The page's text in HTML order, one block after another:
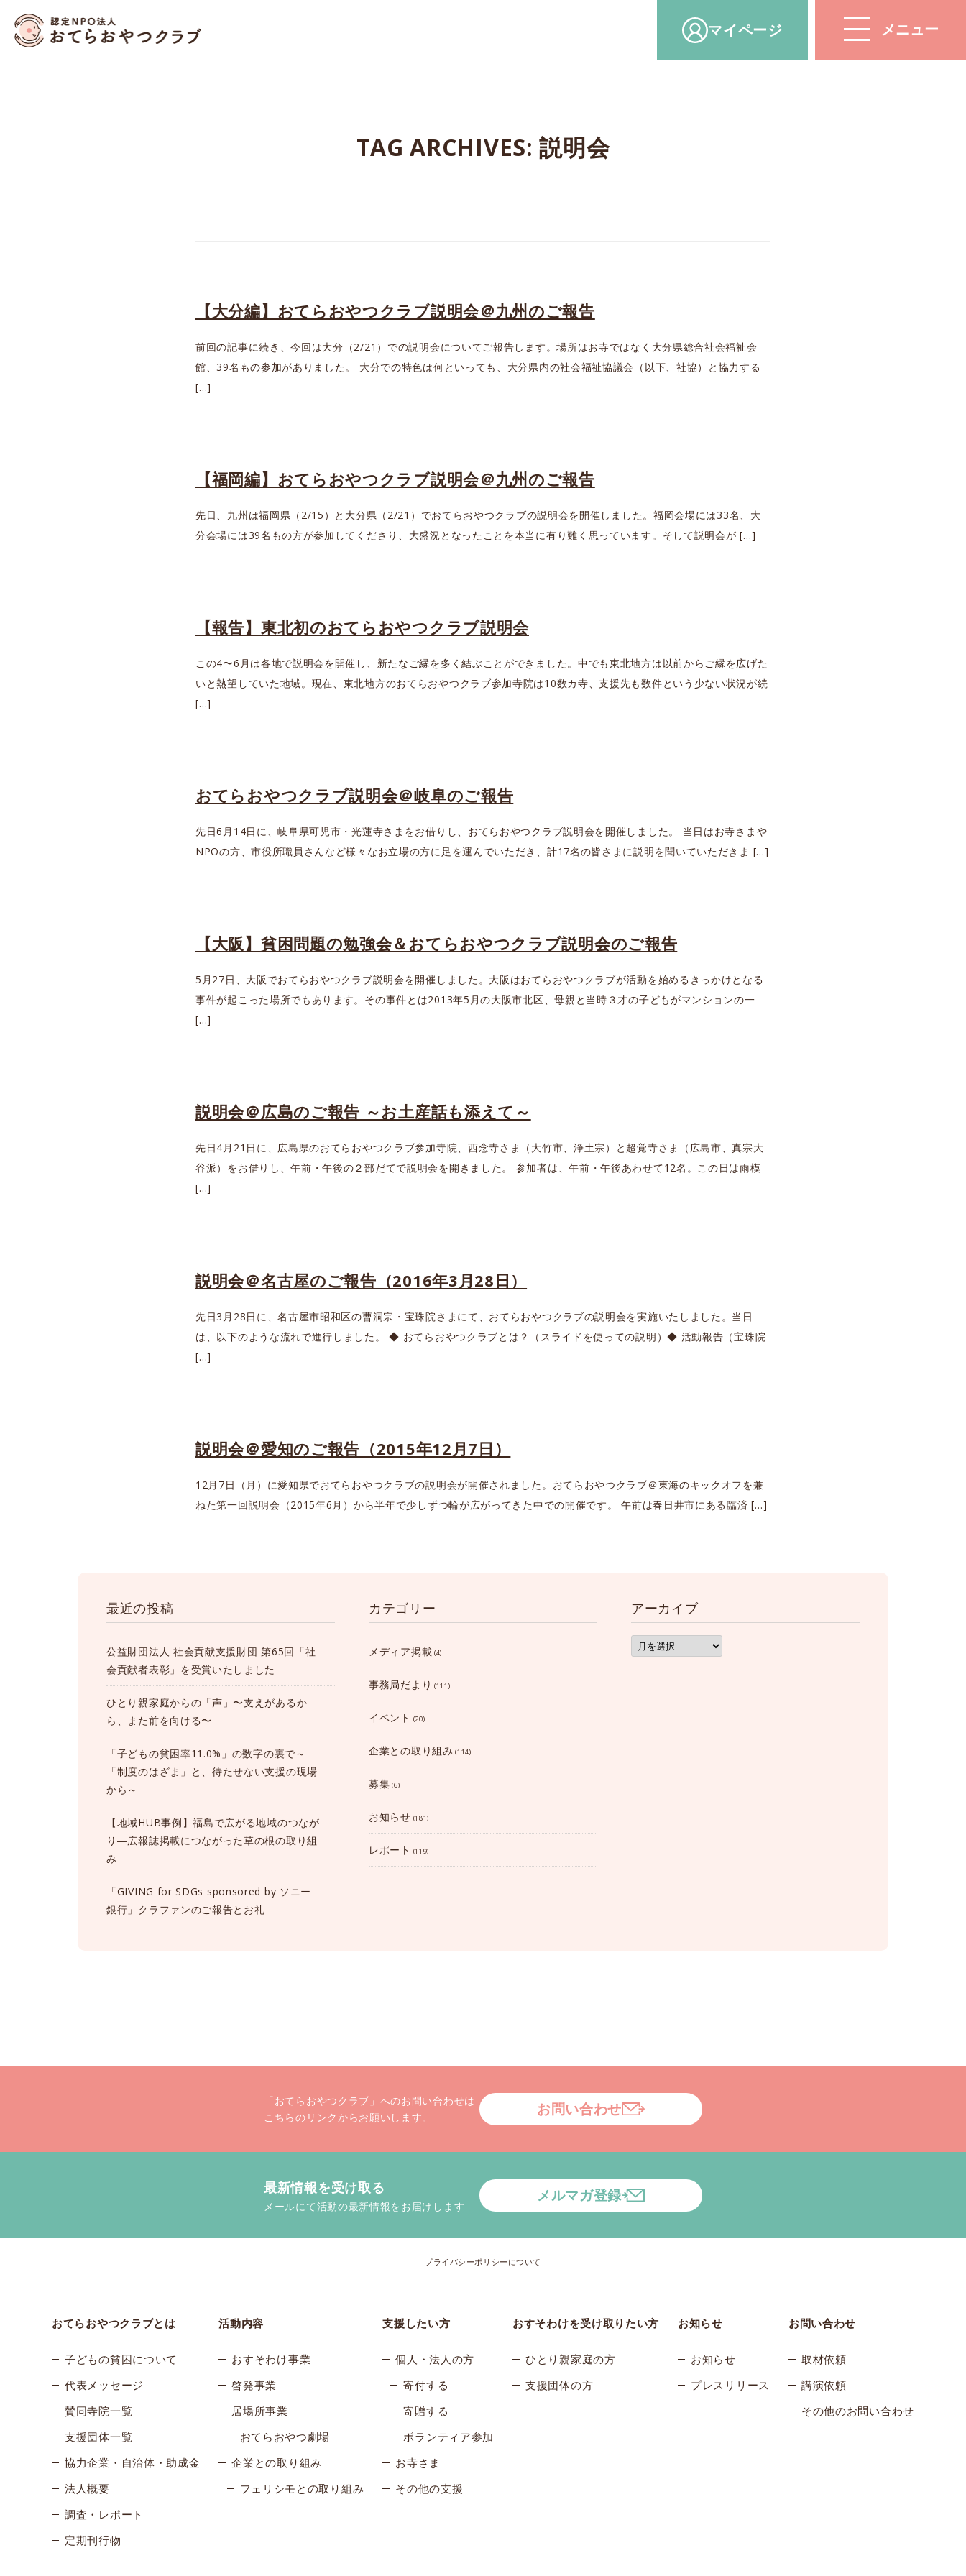
マイページ
TAG ARCHIVES:説明会
【大分編】おてらおやつクラブ説明会＠九州のご報告
前回の記事に続き、今回は大分（2/21）での説明会についてご報告します。場所はお寺ではなく大分県総合社会福祉会
館、39名もの参加がありました。 大分での特色は何といっても、大分県内の社会福祉協議会（以下、社協）と協力する
[…]
【福岡編】おてらおやつクラブ説明会＠九州のご報告
先日、九州は福岡県（2/15）と大分県（2/21）でおてらおやつクラブの説明会を開催しました。福岡会場には33名、大
分会場には39名もの方が参加してくださり、大盛況となったことを本当に有り難く思っています。そして説明会が […]
【報告】東北初のおてらおやつクラブ説明会
この4〜6月は各地で説明会を開催し、新たなご縁を多く結ぶことができました。中でも東北地方は以前からご縁を広げた
いと熱望していた地域。現在、東北地方のおてらおやつクラブ参加寺院は10数カ寺、支援先も数件という少ない状況が続
[…]
おてらおやつクラブ説明会＠岐阜のご報告
先日6月14日に、岐阜県可児市・光蓮寺さまをお借りし、おてらおやつクラブ説明会を開催しました。 当日はお寺さまや
NPOの方、市役所職員さんなど様々なお立場の方に足を運んでいただき、計17名の皆さまに説明を聞いていただきま […]
【大阪】貧困問題の勉強会＆おてらおやつクラブ説明会のご報告
5月27日、大阪でおてらおやつクラブ説明会を開催しました。大阪はおてらおやつクラブが活動を始めるきっかけとなる
事件が起こった場所でもあります。その事件とは2013年5月の大阪市北区、母親と当時３才の子どもがマンションの一
[…]
説明会＠広島のご報告 ～お土産話も添えて～
先日4月21日に、広島県のおてらおやつクラブ参加寺院、西念寺さま（大竹市、浄土宗）と超覚寺さま（広島市、真宗大
谷派）をお借りし、午前・午後の２部だてで説明会を開きました。 参加者は、午前・午後あわせて12名。この日は雨模
[…]
説明会＠名古屋のご報告（2016年3月28日）
先日3月28日に、名古屋市昭和区の曹洞宗・宝珠院さまにて、おてらおやつクラブの説明会を実施いたしました。当日
は、以下のような流れで進行しました。 ◆ おてらおやつクラブとは？（スライドを使っての説明）◆ 活動報告（宝珠院
[…]
説明会＠愛知のご報告（2015年12月7日）
12月7日（月）に愛知県でおてらおやつクラブの説明会が開催されました。おてらおやつクラブ＠東海のキックオフを兼
ねた第一回説明会（2015年6月）から半年で少しずつ輪が広がってきた中での開催です。 午前は春日井市にある臨済 […]
最近の投稿
公益財団法人 社会貢献支援財団 第65回「社
会貢献者表彰」を受賞いたしました
ひとり親家庭からの「声」〜支えがあるか
ら、また前を向ける〜
「子どもの貧困率11.0%」の数字の裏で～
「制度のはざま」と、待たせない支援の現場
から～
【地域HUB事例】福島で広がる地域のつなが
り―広報誌掲載につながった草の根の取り組
み
「GIVING for SDGs sponsored by ソニー
銀行」クラファンのご報告とお礼
カテゴリー
メディア掲載 (4)
事務局だより (111)
イベント (20)
企業との取り組み (114)
募集 (6)
お知らせ (181)
レポート (119)
アーカイブ
ア
ー
カ
「おてらおやつクラブ」へのお問い合わせは
こちらのリンクからお願いします。
お問い合わせ
最新情報を受け取る
メールにて活動の最新情報をお届けします
メルマガ登録
プライバシーポリシーについて
おてらおやつクラブとは
子どもの貧困について
代表メッセージ
賛同寺院一覧
支援団体一覧
協力企業・自治体・助成金
法人概要
調査・レポート
定期刊行物
活動内容
おすそわけ事業
啓発事業
居場所事業
おてらおやつ劇場
企業との取り組み
フェリシモとの取り組み
支援したい方
個人・法人の方
寄付する
寄贈する
ボランティア参加
お寺さま
その他の支援
おすそわけを受け取りたい方
ひとり親家庭の方
支援団体の方
お知らせ
お知らせ
プレスリリース
お問い合わせ
取材依頼
講演依頼
その他のお問い合わせ